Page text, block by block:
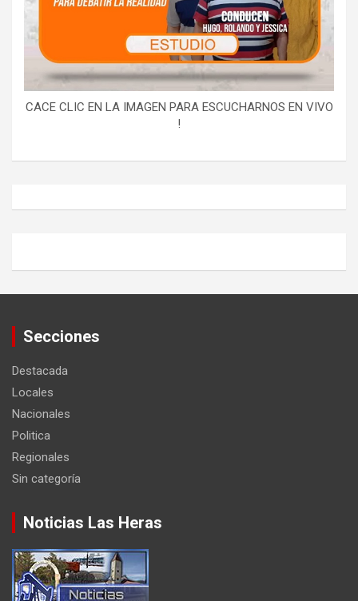
CACE CLIC EN LA IMAGEN PARA ESCUCHARNOS EN VIVO
!
Secciones
Destacada
Locales
Nacionales
Politica
Regionales
Sin categoría
Noticias Las Heras